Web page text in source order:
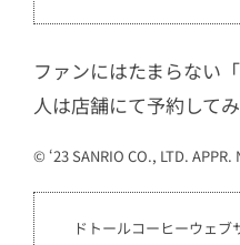
ファンにはたまらない
人は店舗にて予約して
© ‘23 SANRIO CO., LTD. APPR.
ドトールコーヒーウェブ